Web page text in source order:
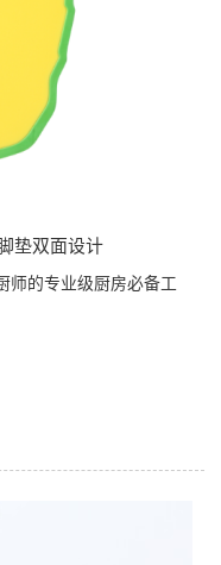
垫双面设计
师的专业级厨房必备工